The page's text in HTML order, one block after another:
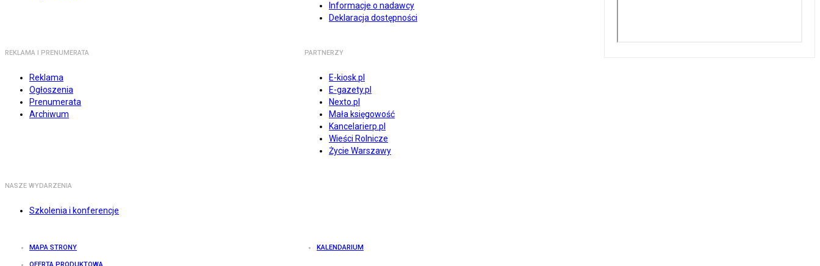
Informacje o nadawcy
Deklaracja dostępności
REKLAMA I PRENUMERATA
Reklama
Ogłoszenia
Prenumerata
Archiwum
PARTNERZY
E-kiosk.pl
E-gazety.pl
Nexto.pl
Mała księgowość
Kancelarierp.pl
Wieści Rolnicze
Życie Warszawy
NASZE WYDARZENIA
Szkolenia i konferencje
MAPA STRONY KALENDARIUM